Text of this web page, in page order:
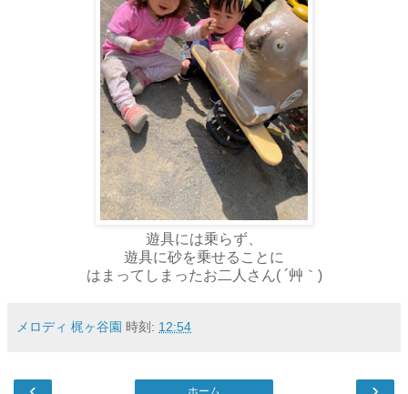
遊具には乗らず、
遊具に砂を乗せることに
はまってしまったお二人さん( ´艸｀)
メロディ 梶ヶ谷園 時刻: 12:54
ホーム